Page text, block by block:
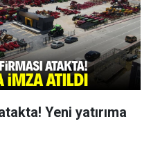
Yeni yatırıma